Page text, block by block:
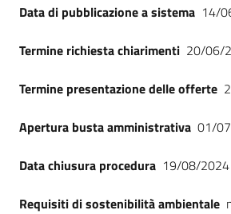
Data di pubblicazione a sistema 14/
Termine richiesta chiarimenti 20/06/
Termine presentazione delle offerte
Apertura busta amministrativa 01/
Data chiusura procedura 19/08/2024
Requisiti di sostenibilità ambientale